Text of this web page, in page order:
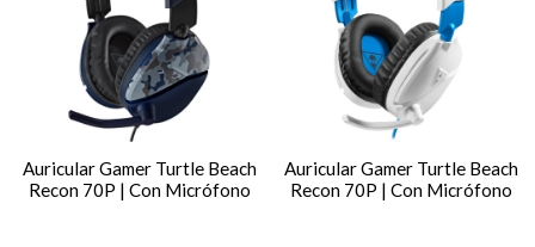
Auricular Gamer Turtle Beach
Recon 70P | Con Micrófono
Auricular Gamer Turtle Beach
Recon 70P | Con Micrófono